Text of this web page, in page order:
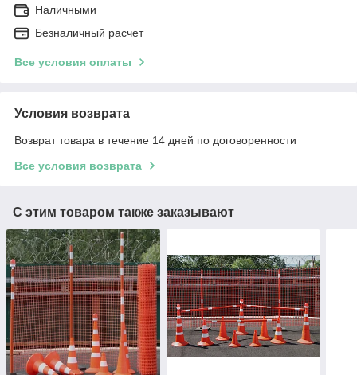
Наличными
Безналичный расчет
Все условия оплаты
Условия возврата
Возврат товара в течение 14 дней по договоренности
Все условия возврата
С этим товаром также заказывают